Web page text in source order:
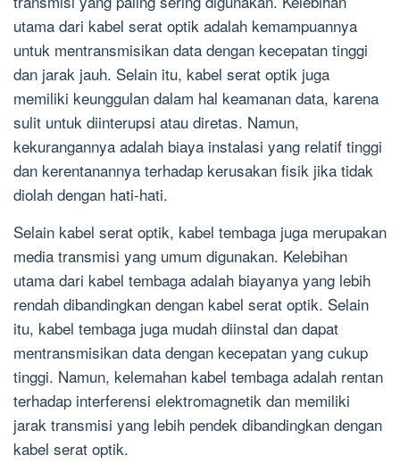
utama dari kabel serat optik adalah kemampuannya
untuk mentransmisikan data dengan kecepatan tinggi
dan jarak jauh. Selain itu, kabel serat optik juga
memiliki keunggulan dalam hal keamanan data, karena
sulit untuk diinterupsi atau diretas. Namun,
kekurangannya adalah biaya instalasi yang relatif tinggi
dan kerentanannya terhadap kerusakan fisik jika tidak
diolah dengan hati-hati.
Selain kabel serat optik, kabel tembaga juga merupakan
media transmisi yang umum digunakan. Kelebihan
utama dari kabel tembaga adalah biayanya yang lebih
rendah dibandingkan dengan kabel serat optik. Selain
itu, kabel tembaga juga mudah diinstal dan dapat
mentransmisikan data dengan kecepatan yang cukup
tinggi. Namun, kelemahan kabel tembaga adalah rentan
terhadap interferensi elektromagnetik dan memiliki
jarak transmisi yang lebih pendek dibandingkan dengan
kabel serat optik.